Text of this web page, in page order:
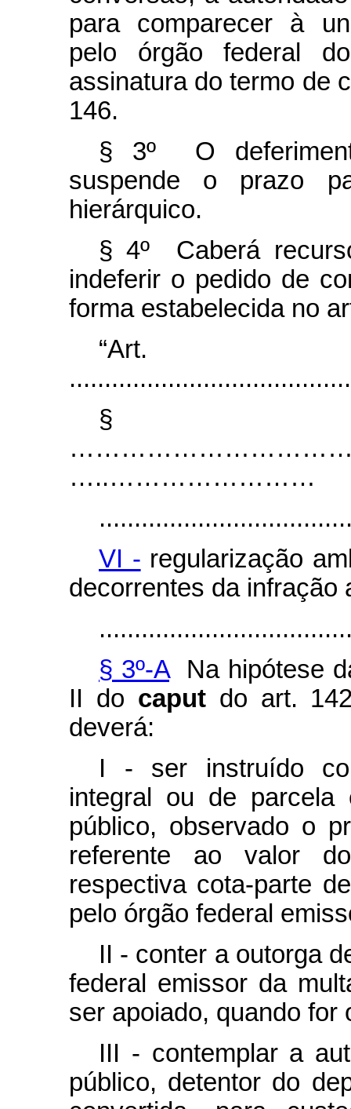
para comparecer à
pelo órgão federal
assinatura do termo de
146.
§ 3º O
suspende o prazo
hierárquico.
§ 4º Caberá
indeferir o pedido de
forma estabelecida no
§
…..……………………
VI - regularização
decorrentes da infração
§ 3º-ANa hipótese
II do caputdo art.
deverá:
I - ser instruído
integral ou de parcela
público, observado o
referente ao valor
respectiva cota-parte
pelo órgão federal
II - conter a outorga
federal emissor da
ser apoiado, quando for
III - contemplar a
público, detentor do